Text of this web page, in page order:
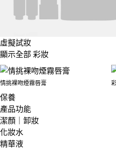
虛擬試妝
顯示全部 彩妝
情挑裸吻煙霧唇膏
保養
產品功能
潔顏｜卸妝
化妝水
精華液